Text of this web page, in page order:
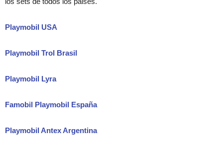
Playmobil USA
Playmobil Trol Brasil
Playmobil Lyra
Famobil Playmobil España
Playmobil Antex Argentina